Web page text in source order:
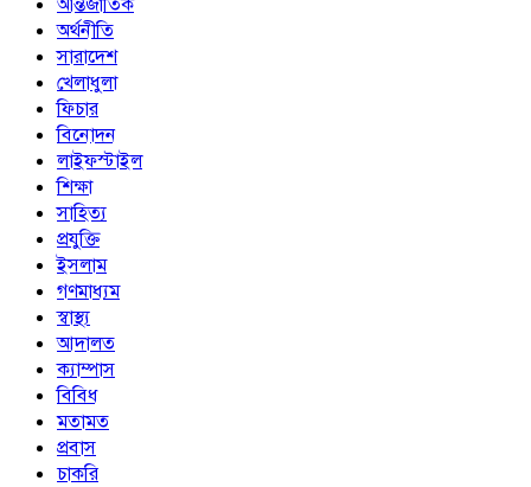
অর্থনীতি
সারাদেশ
খেলাধুলা
ফিচার
বিনোদন
লাইফস্টাইল
শিক্ষা
সাহিত্য
প্রযুক্তি
ইসলাম
গণমাধ্যম
স্বাস্থ্য
আদালত
ক্যাম্পাস
বিবিধ
মতামত
প্রবাস
চাকরি